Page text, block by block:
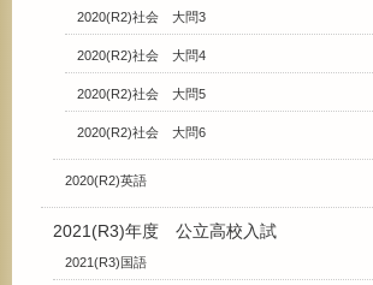
2020(R2)社会 大問3
2020(R2)社会 大問4
2020(R2)社会 大問5
2020(R2)社会 大問6
2020(R2)英語
2021(R3)年度 公立高校入試
2021(R3)国語